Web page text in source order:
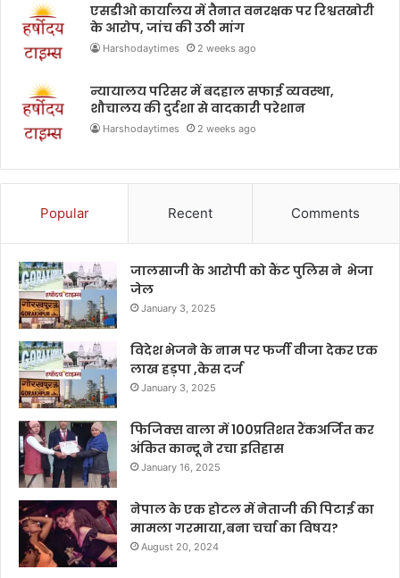
एसडीओ कार्यालय में तैनात वनरक्षक पर रिश्वतखोरी
के आरोप, जांच की उठी मांग
Harshodaytimes 2 weeks ago
न्यायालय परिसर में बदहाल सफाई व्यवस्था,
शौचालय की दुर्दशा से वादकारी परेशान
Harshodaytimes 2 weeks ago
Popular Recent Comments
जालसाजी के आरोपी को कैंट पुलिस ने भेजा
जेल
January 3, 2025
विदेश भेजने के नाम पर फर्जी वीजा देकर एक
लाख हड़पा ,केस दर्ज
January 3, 2025
फिजिक्स वाला में 100प्रतिशत रैंकअर्जित कर
अंकित कान्दू ने रचा इतिहास
January 16, 2025
नेपाल के एक होटल में नेताजी की पिटाई का
मामला गरमाया,बना चर्चा का विषय?
August 20, 2024